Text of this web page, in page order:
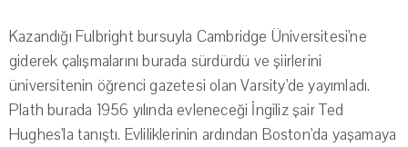
Kazandığı Fulbright bursuyla Cambridge Üniversitesi'ne
giderek çalışmalarını burada sürdürdü ve şiirlerini
üniversitenin öğrenci gazetesi olan Varsity'de yayımladı.
Plath burada 1956 yılında evleneceği İngiliz şair Ted
Hughes'la tanıştı. Evliliklerinin ardından Boston'da yaşamaya